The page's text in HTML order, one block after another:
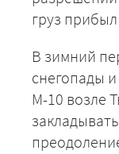
груз
В зимний
снегопады
М-10 возле